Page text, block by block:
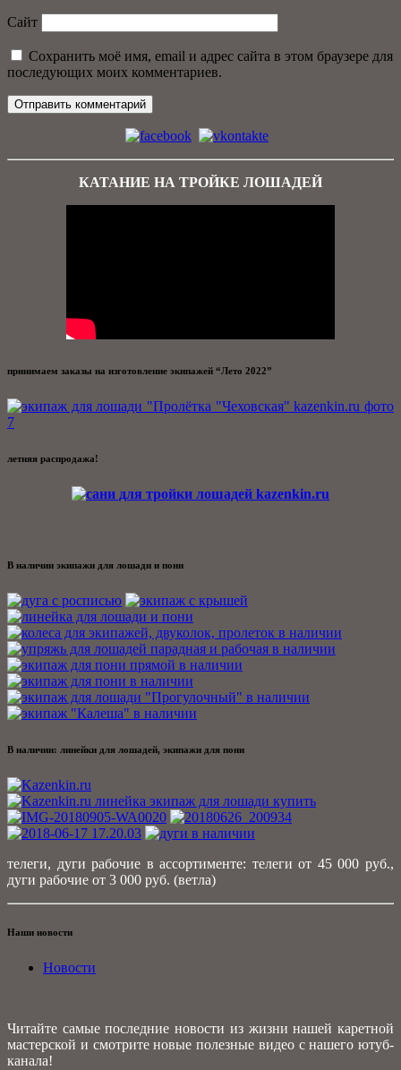
Сайт
Сохранить моё имя, email и адрес сайта в этом браузере для
последующих моих комментариев.
КАТАНИЕ НА ТРОЙКЕ ЛОШАДЕЙ
принимаем заказы на изготовление экипажей “Лето 2022”
летняя распродажа!
В наличии экипажи для лошади и пони
В наличии: линейки для лошадей, экипажи для пони
телеги, дуги рабочие в ассортименте: телеги от 45 000 руб.,
дуги рабочие от 3 000 руб. (ветла)
Наши новости
Новости
Читайте самые последние новости из жизни нашей каретной
мастерской и смотрите новые полезные видео с нашего ютуб-
канала!